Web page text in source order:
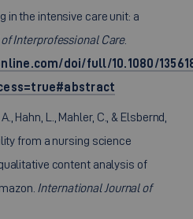
in the intensive care unit: a
of Interprofessional Care.
doi/full/10.1080/
Hahn, L., Mahler, C., & Elsbernd,
from a nursing science
content analysis of
International Journal of